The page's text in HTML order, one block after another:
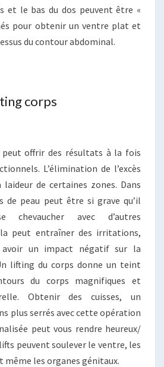
et le bas du dos peuvent être «
pour obtenir un ventre plat et
du contour abdominal.
corps
offrir des résultats à la fois
L’élimination de l’excès
de certaines zones. Dans
de peau peut être si grave qu’il
chevaucher avec d’autres
peut entraîner des irritations,
un impact négatif sur la
lifting du corps donne un teint
du corps magnifiques et
Obtenir des cuisses, un
plus serrés avec cette opération
peut vous rendre heureux/
peuvent soulever le ventre, les
même les organes génitaux.